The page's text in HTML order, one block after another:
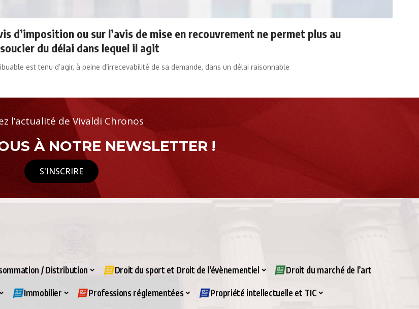
d’imposition ou sur l’avis de mise en recouvrement ne permet plus au
du délai dans lequel il agit
est tenu d’agir, à peine d’irrecevabilité de sa demande, dans un délai raisonnable
l’actualité de Vivaldi Chronos
À NOTRE NEWSLETTER !
S'INSCRIRE
/ Distribution Droit du sport et Droit de l’évènementiel Droit du marché de l’art
Immobilier Professions réglementées Propriété intellectuelle et TIC